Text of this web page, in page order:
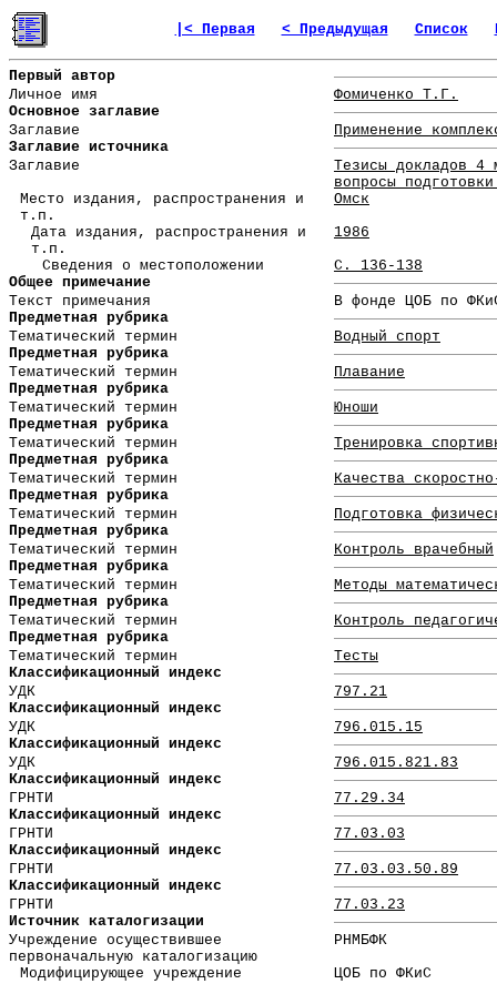
|< Первая < Предыдущая Список
Первый автор
Личное имя
Фомиченко Т.Г.
Основное заглавие
Заглавие
Применение
Заглавие источника
Заглавие
Тезисы докладов 4
вопросы
Место издания, распространения и
т.п.
Омск
Дата издания, распространения и
т.п.
1986
Сведения о местоположении
С. 136-138
Общее примечание
Текст примечания
В фонде ЦОБ по
Предметная рубрика
Тематический термин
Водный спорт
Предметная рубрика
Тематический термин
Плавание
Предметная рубрика
Тематический термин
Юноши
Предметная рубрика
Тематический термин
Тренировка
Предметная рубрика
Тематический термин
Качества
Предметная рубрика
Тематический термин
Подготовка
Предметная рубрика
Тематический термин
Контроль врачебный
Предметная рубрика
Тематический термин
Методы
Предметная рубрика
Тематический термин
Контроль
Предметная рубрика
Тематический термин
Тесты
Классификационный индекс
УДК
797.21
Классификационный индекс
УДК
796.015.15
Классификационный индекс
УДК
796.015.821.83
Классификационный индекс
ГРНТИ
77.29.34
Классификационный индекс
ГРНТИ
77.03.03
Классификационный индекс
ГРНТИ
77.03.03.50.89
Классификационный индекс
ГРНТИ
77.03.23
Источник каталогизации
Учреждение осуществившее
первоначальную каталогизацию
РНМБФК
Модифицирующее учреждение
ЦОБ по ФКиС